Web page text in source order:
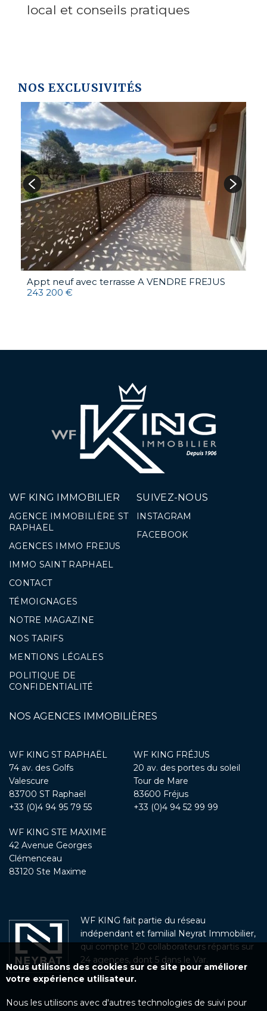
local et conseils pratiques
NOS EXCLUSIVITÉS
Appt neuf avec terrasse A VENDRE FREJUS
243 200 €
WF KING IMMOBILIER
AGENCE IMMOBILIÈRE ST
RAPHAEL
AGENCES IMMO FREJUS
IMMO SAINT RAPHAEL
CONTACT
TÉMOIGNAGES
NOTRE MAGAZINE
NOS TARIFS
MENTIONS LÉGALES
POLITIQUE DE
CONFIDENTIALITÉ
SUIVEZ-NOUS
INSTAGRAM
FACEBOOK
NOS AGENCES IMMOBILIÈRES
WF KING ST RAPHAËL
74 av. des Golfs
Valescure
83700 ST Raphaël
+33 (0)4 94 95 79 55
WF KING FRÉJUS
20 av. des portes du soleil
Tour de Mare
83600 Fréjus
+33 (0)4 94 52 99 99
WF KING STE MAXIME
42 Avenue Georges
Clémenceau
83120 Ste Maxime
WF KING fait partie du réseau
indépendant et familial Neyrat Immobilier,
qui compte 120 collaborateurs répartis sur
24 agences, dont 5 dans le Var.
Nous utilisons des cookies sur ce site pour améliorer
votre expérience utilisateur.
Nous les utilisons avec d'autres technologies de suivi pour